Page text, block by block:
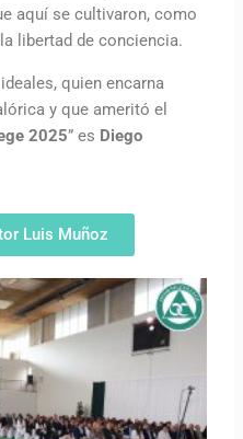
aquí se cultivaron, como
libertad de conciencia.
quien encarna
y que ameritó el
2025” es Diego
Luis Muñoz